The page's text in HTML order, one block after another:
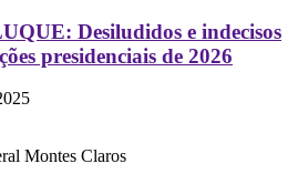
Desiludidos e indecisos
presidenciais de 2026
Montes Claros